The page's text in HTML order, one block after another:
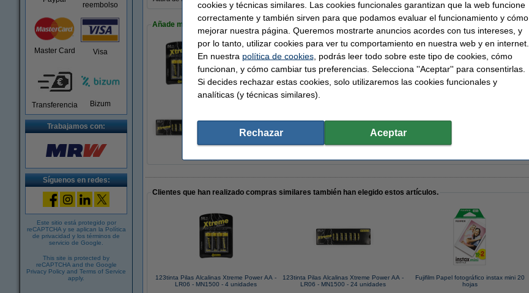
reembolso
Master Card Visa
Transferencia Bizum
Trabajamos con:
Síguenos en redes:
Este sitio está protegido por
reCAPTCHA y se aplican la Política
de privacidad y los términos de
servicio de Google
This site is protected by
reCAPTCHA and the Google
Privacy Policy and Terms of Service
apply.
Añade más pilas
123tinta Pilas Alcalinas Xtreme Power AA - LR06 - MN1500 - 4 unidades
3,95 €
123tinta Pilas Alcalinas Xtreme Power AA - LR06 - MN1500 - 24 unidades
Clientes que han realizado compras similares también han elegido estos artículos.
123tinta Pilas Alcalinas Xtreme Power AA -
LR06 - MN1500 - 4 unidades
123tinta Pilas Alcalinas Xtreme Power AA -
LR06 - MN1500 - 24 unidades
Fujifilm Papel fotográfico instax mini 20
hojas
cookies y técnicas similares. Las cookies funcionales garantizan que la web funcione
correctamente y también sirven para que podamos evaluar el funcionamiento y cómo
mejorar nuestra página. Queremos mostrarte anuncios acordes con tus intereses, y
por lo tanto, utilizar cookies para ver tu comportamiento en nuestra web y en internet.
En nuestra política de cookies, podrás leer todo sobre este tipo de cookies, cómo
funcionan, y cómo cambiar tus preferencias. Selecciona ''Aceptar'' para consentirlas.
Si decides rechazar estas cookies, solo utilizaremos las cookies funcionales y
analíticas (y técnicas similares).
Rechazar Aceptar